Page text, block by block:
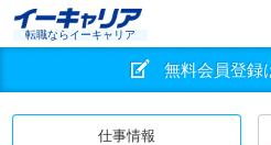
転職ならイーキャリア
無料会員登録
仕事情報